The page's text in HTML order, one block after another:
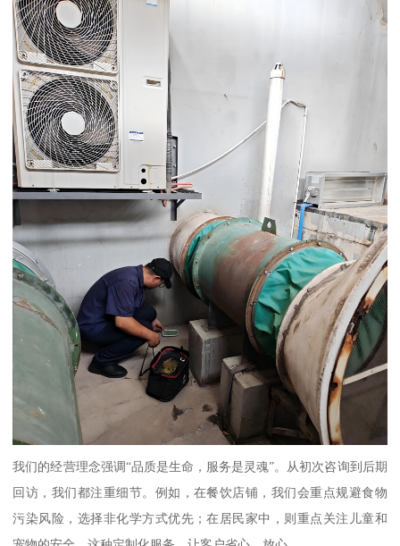
我们的经营理念强调“品质是生命，服务是灵魂”。从初次咨询到后期
回访，我们都注重细节。例如，在餐饮店铺，我们会重点规避食物
污染风险，选择非化学方式优先；在居民家中，则重点关注儿童和